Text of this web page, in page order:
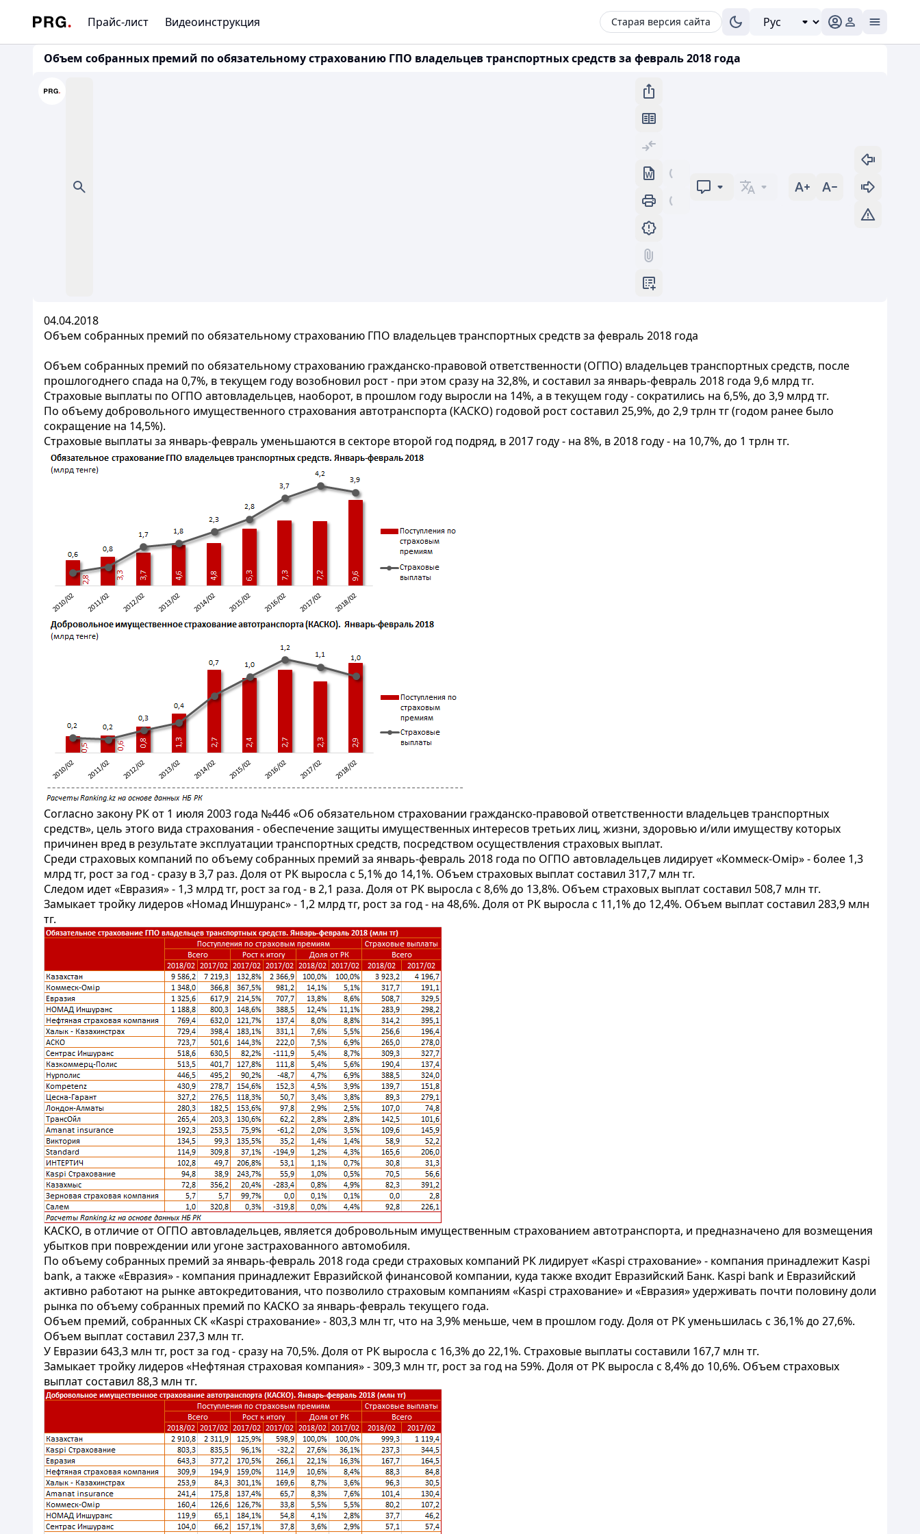
Прайс-лист Видеоинструкция Старая версия сайта
Объем собранных премий по обязательному страхованию ГПО владельцев транспортных средств за февраль 2018 года
04.04.2018
Объем собранных премий по обязательному страхованию ГПО владельцев транспортных средств за февраль 2018 года
Объем собранных премий по обязательному страхованию гражданско-правовой ответственности (ОГПО) владельцев транспортных средств, после
прошлогоднего спада на 0,7%, в текущем году возобновил рост - при этом сразу на 32,8%, и составил за январь-февраль 2018 года 9,6 млрд тг.
Страховые выплаты по ОГПО автовладельцев, наоборот, в прошлом году выросли на 14%, а в текущем году - сократились на 6,5%, до 3,9 млрд тг.
По объему добровольного имущественного страхования автотранспорта (КАСКО) годовой рост составил 25,9%, до 2,9 трлн тг (годом ранее было
сокращение на 14,5%).
Страховые выплаты за январь-февраль уменьшаются в секторе второй год подряд, в 2017 году - на 8%, в 2018 году - на 10,7%, до 1 трлн тг.
Согласно закону РК от 1 июля 2003 года №446 «Об обязательном страховании гражданско-правовой ответственности владельцев транспортных
средств», цель этого вида страхования - обеспечение защиты имущественных интересов третьих лиц, жизни, здоровью и/или имуществу которых
причинен вред в результате эксплуатации транспортных средств, посредством осуществления страховых выплат.
Среди страховых компаний по объему собранных премий за январь-февраль 2018 года по ОГПО автовладельцев лидирует «Коммеск-Омiр» - более 1,3
млрд тг, рост за год - сразу в 3,7 раз. Доля от РК выросла с 5,1% до 14,1%. Объем страховых выплат составил 317,7 млн тг.
Следом идет «Евразия» - 1,3 млрд тг, рост за год - в 2,1 раза. Доля от РК выросла с 8,6% до 13,8%. Объем страховых выплат составил 508,7 млн тг.
Замыкает тройку лидеров «Номад Иншуранс» - 1,2 млрд тг, рост за год - на 48,6%. Доля от РК выросла с 11,1% до 12,4%. Объем выплат составил 283,9 млн
тг.
КАСКО, в отличие от ОГПО автовладельцев, является добровольным имущественным страхованием автотранспорта, и предназначено для возмещения
убытков при повреждении или угоне застрахованного автомобиля.
По объему собранных премий за январь-февраль 2018 года среди страховых компаний РК лидирует «Kaspi страхование» - компания принадлежит Kaspi
bank, а также «Евразия» - компания принадлежит Евразийской финансовой компании, куда также входит Евразийский Банк. Kaspi bank и Евразийский
активно работают на рынке автокредитования, что позволило страховым компаниям «Kaspi страхование» и «Евразия» удерживать почти половину доли
рынка по объему собранных премий по КАСКО за январь-февраль текущего года.
Объем премий, собранных СК «Kaspi страхование» - 803,3 млн тг, что на 3,9% меньше, чем в прошлом году. Доля от РК уменьшилась с 36,1% до 27,6%.
Объем выплат составил 237,3 млн тг.
У Евразии 643,3 млн тг, рост за год - сразу на 70,5%. Доля от РК выросла с 16,3% до 22,1%. Страховые выплаты составили 167,7 млн тг.
Замыкает тройку лидеров «Нефтяная страховая компания» - 309,3 млн тг, рост за год на 59%. Доля от РК выросла с 8,4% до 10,6%. Объем страховых
выплат составил 88,3 млн тг.